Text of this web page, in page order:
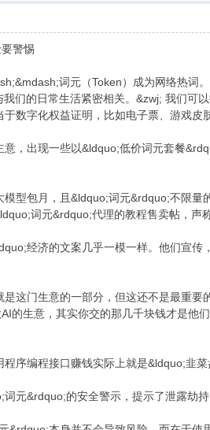
警惕
词元（Token）成为网络热词
们的日常生活紧密相关。&zwj; 我们可
数字化权益证明，比如电子票、游戏皮
，出现一些以&ldquo;低价词元套餐
型包月，且&ldquo;词元&rdquo;不限
词元&rdquo;代理的教程售卖帖，声
经济的文案几乎一模一样。他们宣
这门生意的一部分，但这还不是最重要
的生意，其实你交的那几千块钱才是他
序编程接口赚钱实际上就是&ldquo;韭菜
元&rdquo;的安全警示，提示了泄露劫